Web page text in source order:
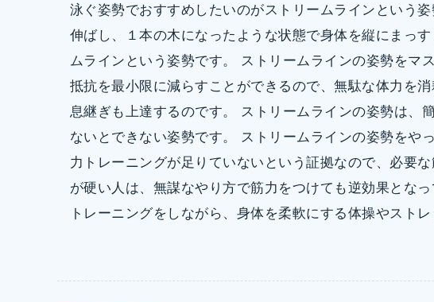
泳ぐ姿勢でおすすめしたいのがストリームラインという
伸ばし、１本の木になったような状態で身体を縦にまっ
ムラインという姿勢です。 ストリームラインの姿勢をマ
抵抗を最小限に減らすことができるので、無駄な体力を
息継ぎも上達するのです。 ストリームラインの姿勢は、
ないとできない姿勢です。 ストリームラインの姿勢をや
力トレーニングが足りていないという証拠なので、必要
が硬い人は、無謀なやり方で筋力をつけても逆効果とな
トレーニングをしながら、身体を柔軟にする体操やスト